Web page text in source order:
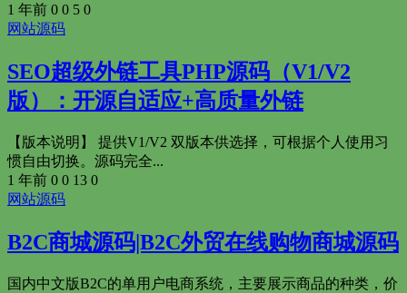
1 年前 0 0 5 0
网站源码
SEO超级外链工具PHP源码（V1/V2
版）：开源自适应+高质量外链
【版本说明】 提供V1/V2 双版本供选择，可根据个人使用习
惯自由切换。源码完全...
1 年前 0 0 13 0
网站源码
B2C商城源码|B2C外贸在线购物商城源码
国内中文版B2C的单用户电商系统，主要展示商品的种类，价